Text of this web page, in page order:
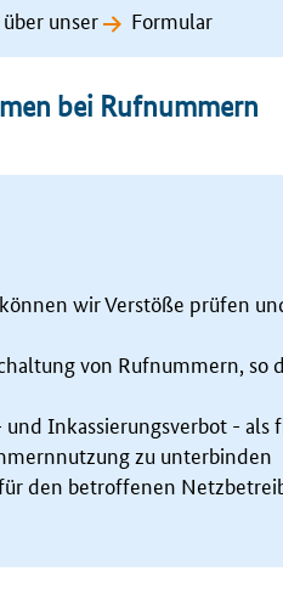
unser Formular
bei Rufnummern
wir Verstöße prüfen
von Rufnummern,
Inkassierungsverbot -
zu unterbinden
den betroffenen